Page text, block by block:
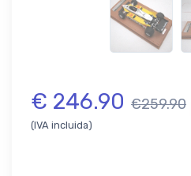
€ 246.90 €259.90
(IVA incluida)